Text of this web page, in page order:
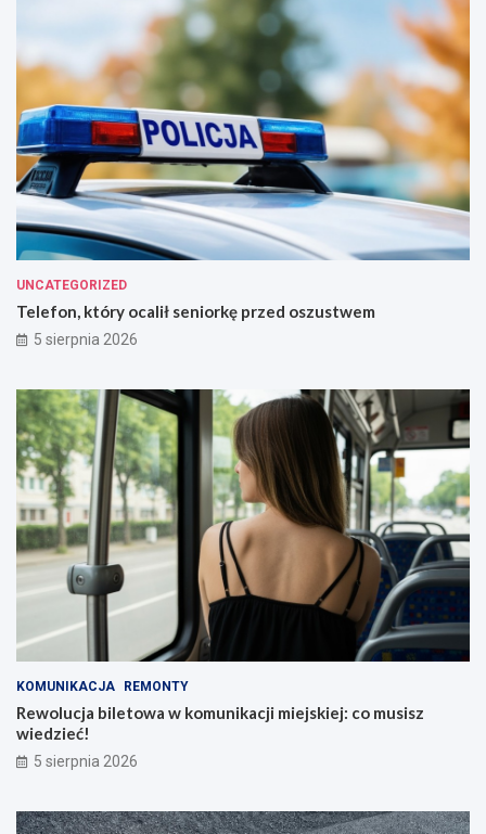
UNCATEGORIZED
Telefon, który ocalił seniorkę przed oszustwem
5 sierpnia 2026
KOMUNIKACJA REMONTY
Rewolucja biletowa w komunikacji miejskiej: co musisz
wiedzieć!
5 sierpnia 2026